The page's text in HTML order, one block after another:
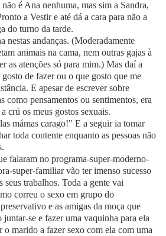
é Ana nenhuma, mas sim a Sandra,
a Vestir e até dá a cara para não a
do turno da tarde.
nestas andanças. (Moderadamente
animais na cama, nem outras gajas à
as atenções só para mim.) Mas daí a
de fazer ou o que gosto que me
E apesar de escrever sobre
como pensamentos ou sentimentos, era
crú os meus gostos sexuais.
mámas carago!" E a seguir ia tomar
toda contente enquanto as pessoas não
falaram no programa-super-moderno-
super-familiar vão ter imenso sucesso
seus trabalhos. Toda a gente vai
correu o sexo em grupo do
e as amigas da moça que
juntar-se e fazer uma vaquinha para ela
o marido a fazer sexo com ela com uma